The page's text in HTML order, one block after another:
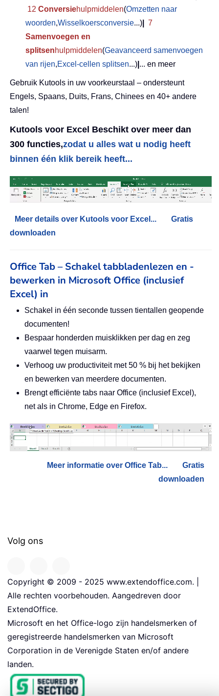
12 Conversiehulpmiddelen(Omzetten naar
woorden,Wisselkoersconversie...)
7
Samenvoegen en
splitsenhulpmiddelen(Geavanceerd samenvoegen
van rijen,Excel-cellen splitsen...) ... en meer
Gebruik Kutools in uw voorkeurstaal – ondersteunt
Engels, Spaans, Duits, Frans, Chinees en 40+ andere
talen!
Kutools voor Excel Beschikt over meer dan
300 functies,zodat u alles wat u nodig heeft
binnen één klik bereik heeft...
Meer details over Kutools voor Excel...
Gratis
downloaden
Office Tab – Schakel tabbladenlezen en -
bewerken in Microsoft Office (inclusief
Excel) in
Schakel in één seconde tussen tientallen geopende
documenten!
Bespaar honderden muisklikken per dag en zeg
vaarwel tegen muisarm.
Verhoog uw productiviteit met 50 % bij het bekijken
en bewerken van meerdere documenten.
Brengt efficiënte tabs naar Office (inclusief Excel),
net als in Chrome, Edge en Firefox.
Meer informatie over Office Tab...
Gratis
downloaden
Volg ons
Copyright © 2009 - 2025 www.extendoffice.com. |
Alle rechten voorbehouden. Aangedreven door
ExtendOffice.
Microsoft en het Office-logo zijn handelsmerken of
geregistreerde handelsmerken van Microsoft
Corporation in de Verenigde Staten en/of andere
landen.